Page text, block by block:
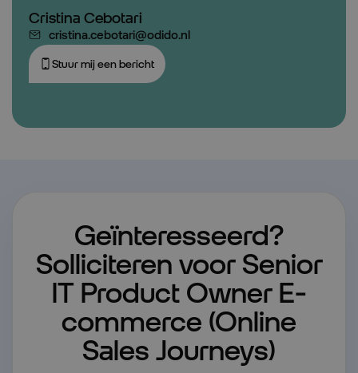
Cristina Cebotari
cristina.cebotari@odido.nl
Stuur mij een bericht
Geïnteresseerd?
Solliciteren voor Senior
IT Product Owner E-
commerce (Online
Sales Journeys)